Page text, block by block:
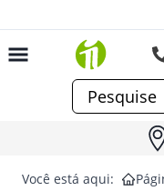
Você está aqui: